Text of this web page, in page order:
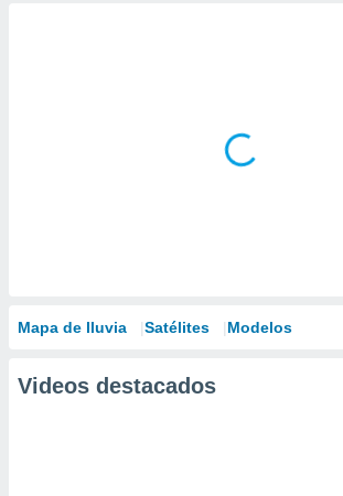
Mapa de lluvia Satélites Modelos
Videos destacados